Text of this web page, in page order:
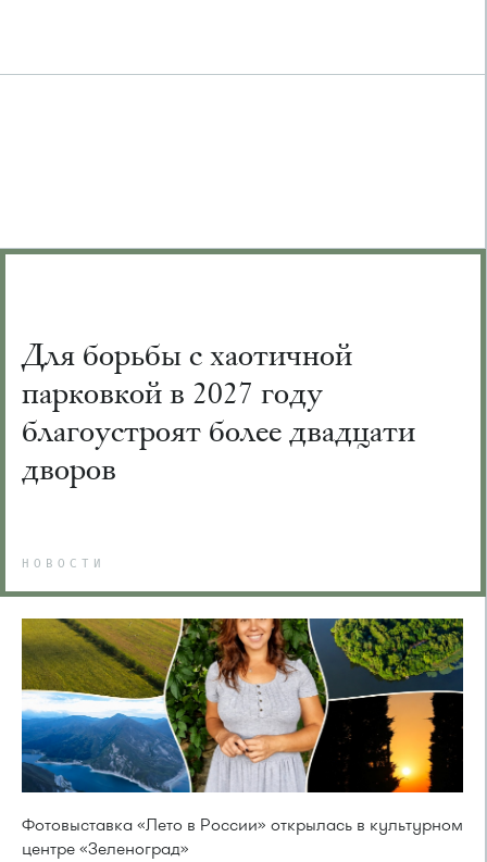
Для борьбы с хаотичной
парковкой в 2027 году
благоустроят более двадцати
дворов
НОВОСТИ
Фотовыставка «Лето в России» открылась в культурном
центре «Зеленоград»